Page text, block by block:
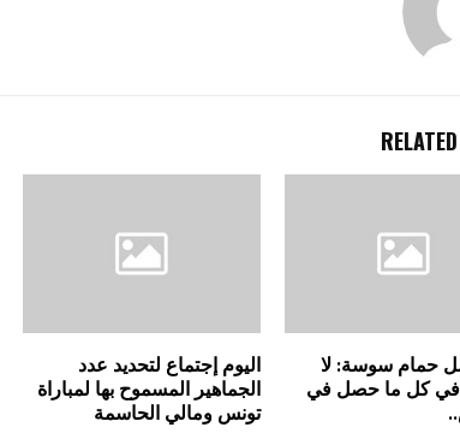
حمام سوسة: لا
في كل ما حصل في
اليوم إجتماع لتحديد عدد
الجماهير المسموح بها لمباراة
تونس ومالي الحاسمة